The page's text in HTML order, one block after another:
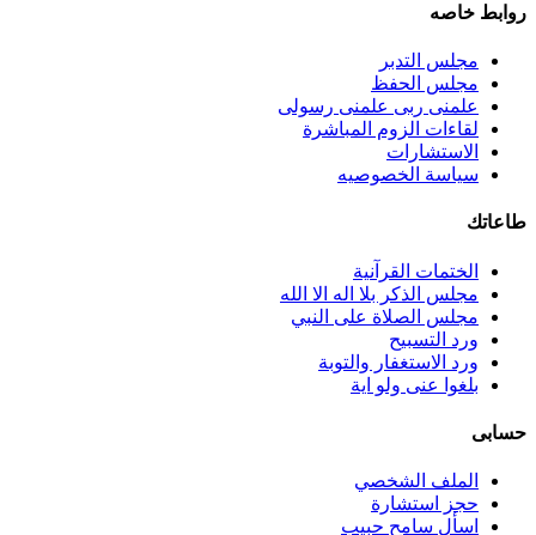
روابط خاصه
مجلس التدبر
مجلس الحفظ
علمنى ربى علمنى رسولى
لقاءات الزوم المباشرة
الاستشارات
سياسة الخصوصيه
طاعاتك
الختمات القرآنية
مجلس الذكر بلا اله الا الله
مجلس الصلاة على النبي
ورد التسبيح
ورد الاستغفار والتوبة
بلغوا عنى ولو اية
حسابى
الملف الشخصي
حجز استشارة
اسأل سامح حبيب